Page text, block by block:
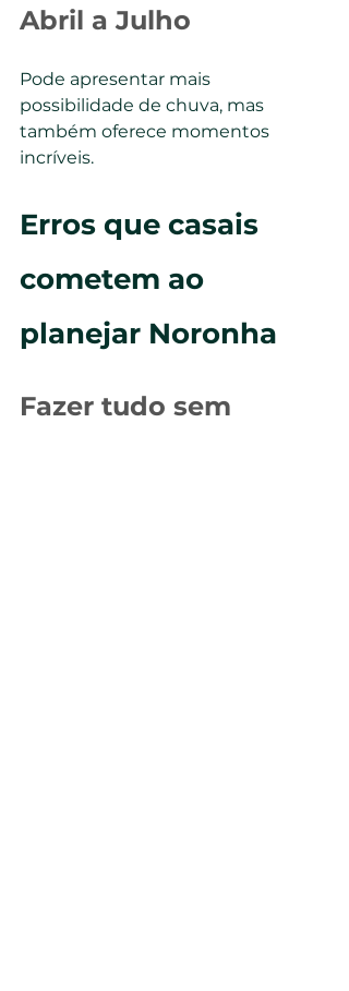
Abril a Julho
Pode apresentar mais
possibilidade de chuva, mas
também oferece momentos
incríveis.
Erros que casais
cometem ao
planejar Noronha
Fazer tudo sem